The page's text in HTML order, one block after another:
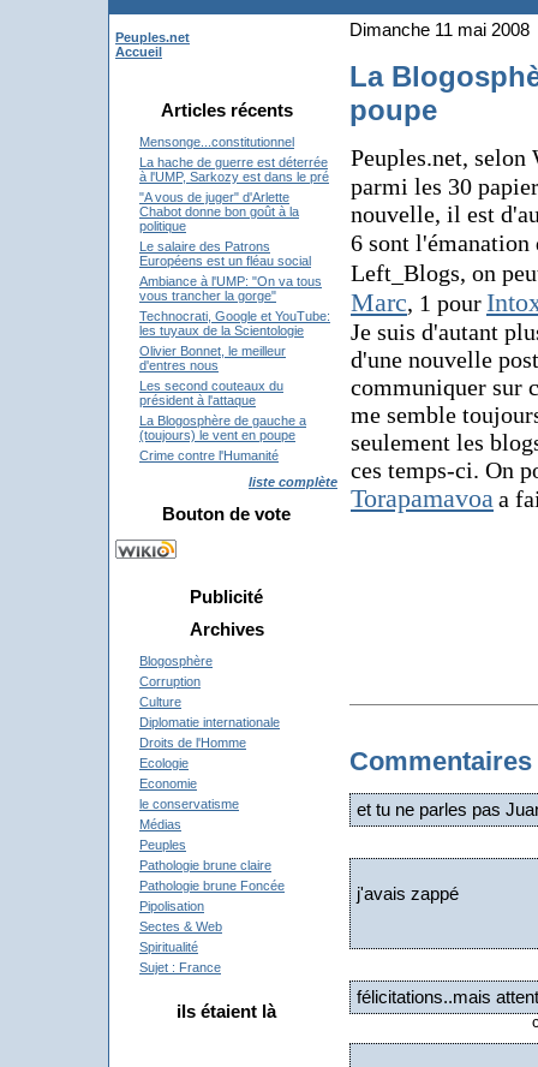
Peuples.net
Accueil
Articles récents
Mensonge...constitutionnel
La hache de guerre est déterrée
à l'UMP, Sarkozy est dans le pré
"A vous de juger" d'Arlette
Chabot donne bon goût à la
politique
Le salaire des Patrons
Européens est un fléau social
Ambiance à l'UMP: "On va tous
vous trancher la gorge"
Technocrati, Google et YouTube:
les tuyaux de la Scientologie
Olivier Bonnet, le meilleur
d'entres nous
Les second couteaux du
président à l'attaque
La Blogosphère de gauche a
(toujours) le vent en poupe
Crime contre l'Humanité
liste complète
Bouton de vote
Publicité
Archives
Blogosphère
Corruption
Culture
Diplomatie internationale
Droits de l'Homme
Ecologie
Economie
le conservatisme
Médias
Peuples
Pathologie brune claire
Pathologie brune Foncée
Pipolisation
Sectes & Web
Spiritualité
Sujet : France
ils étaient là
Dimanche 11 mai 2008
La
poupe
Peuples.net, selon
parmi les 30
nouvelle, il est
6 sont l'émanation
Left_Blogs, on
Marc, 1 pour
Je suis d'autant
d'une nouvelle
communiquer sur
me semble
seulement les
ces temps-ci. On
Torapamavoaa
Commentaires
et tu ne parles pas
j'avais zappé
félicitations..mais